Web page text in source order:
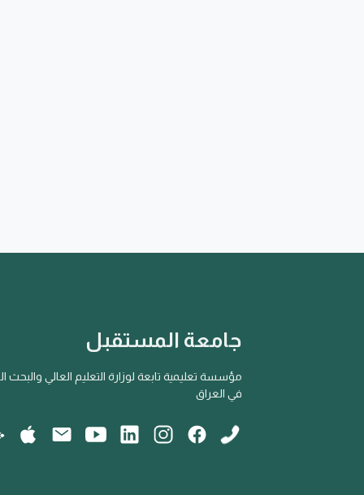
جامعة المستقبل
مؤسسة تعليمية تابعة لوزارة التعليم العالي والبحث
في العراق